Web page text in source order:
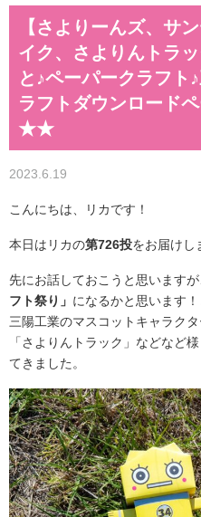
【さよりーんズ、サ
イク、さよりんトラ
と♪ペーパークラフト
ラフトダウンロード
★★
2023.6.19
こんにちは、リカです！
本日はリカの第726投をお届けし
先にお話しておこうと思います
フト祭り」 になるかと思います
三陽工業のマスコットキャラク
「さよりんトラック」などなど
てきました。